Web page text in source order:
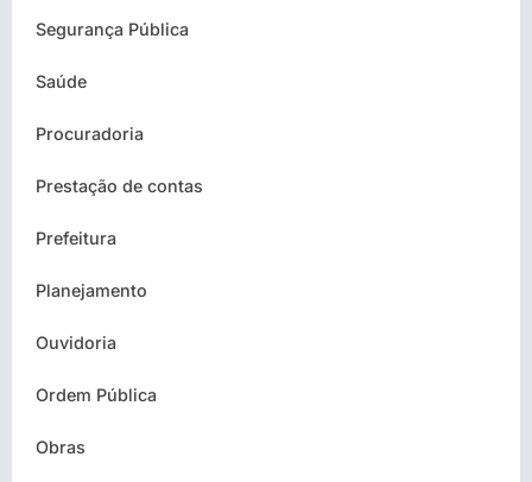
Segurança Pública
Saúde
Procuradoria
Prestação de contas
Prefeitura
Planejamento
Ouvidoria
Ordem Pública
Obras